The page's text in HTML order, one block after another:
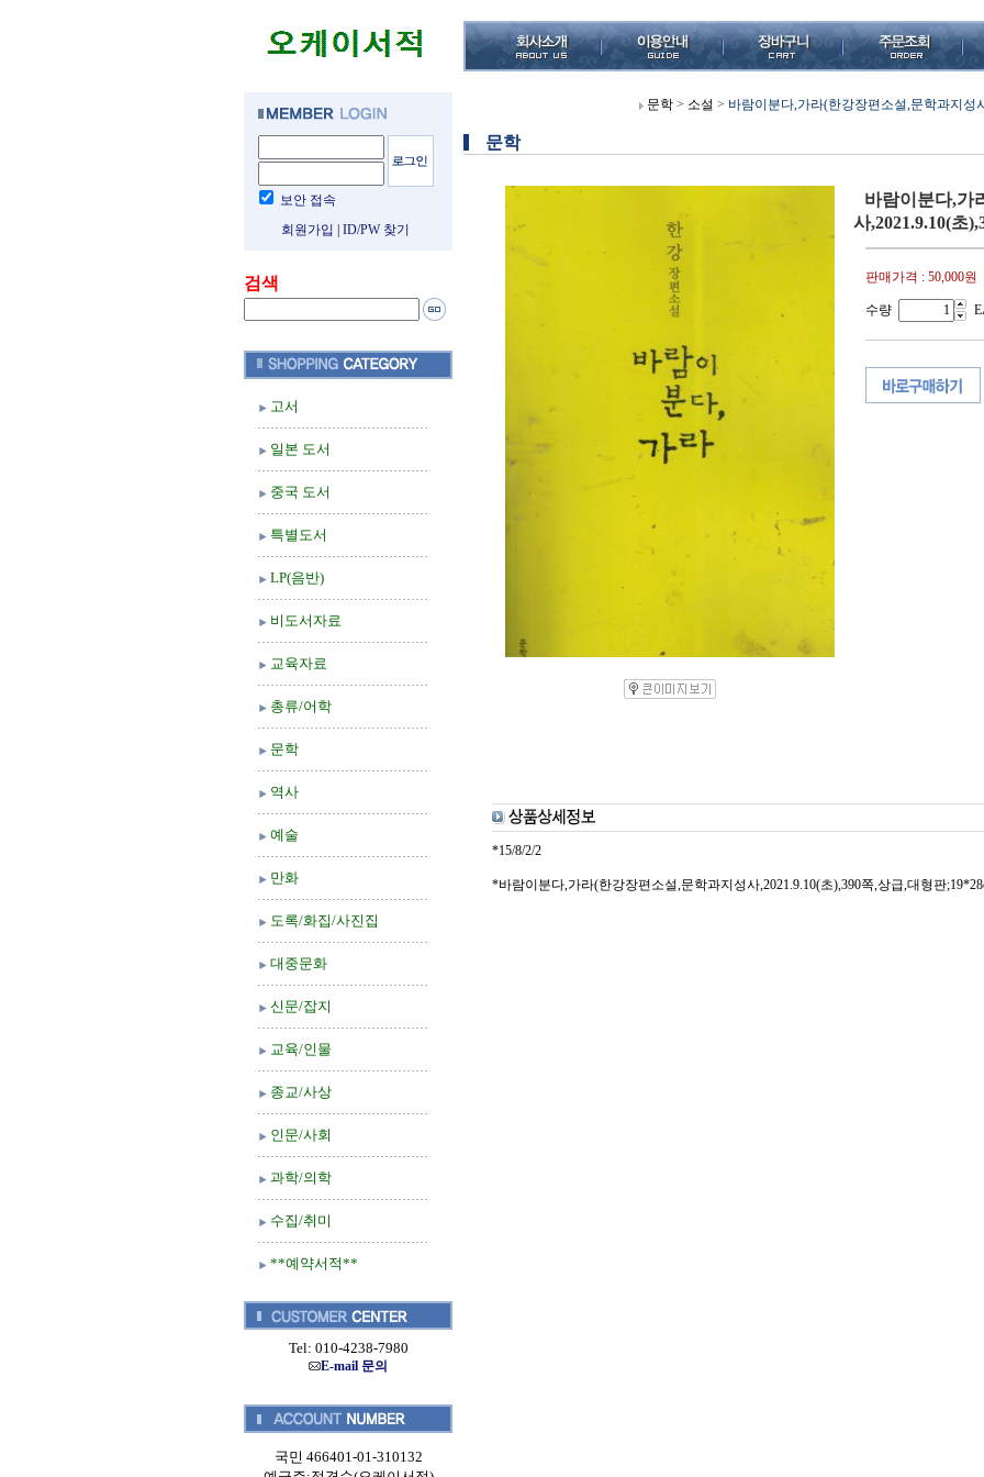
보안 접속
회원가입
ID/PW 찾기
검색
고서
일본 도서
중국 도서
특별도서
LP(음반)
비도서자료
교육자료
총류/어학
문학
역사
예술
만화
도록/화집/사진집
대중문화
신문/잡지
교육/인물
종교/사상
인문/사회
과학/의학
수집/취미
**예약서적**
Tel: 010-4238-7980
E-mail 문의
국민 466401-01-310132
문학 > 소설 > 바람이분다,가라(한강장편소설,문학과지성
문학
바람이분다,가
사,2021.9.10(초
판매가격 : 50,000원
수량
*15/8/2/2
*바람이분다,가라(한강장편소설,문학과지성사,2021.9.10(초),390쪽,상급,대형판